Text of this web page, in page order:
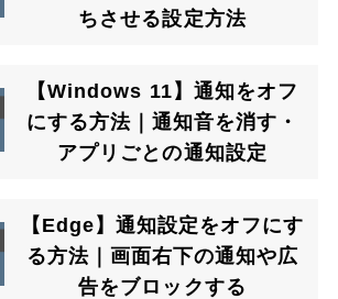
ちさせる設定方法
【Windows 11】通知をオフ
にする方法｜通知音を消す・
アプリごとの通知設定
【Edge】通知設定をオフにす
る方法｜画面右下の通知や広
告をブロックする